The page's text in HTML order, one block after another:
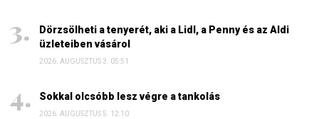
Dörzsölheti a tenyerét, aki a Lidl, a Penny és az Aldi
üzleteiben vásárol
2026. AUGUSZTUS 3. 05:51
Sokkal olcsóbb lesz végre a tankolás
2026. AUGUSZTUS 5. 12:10